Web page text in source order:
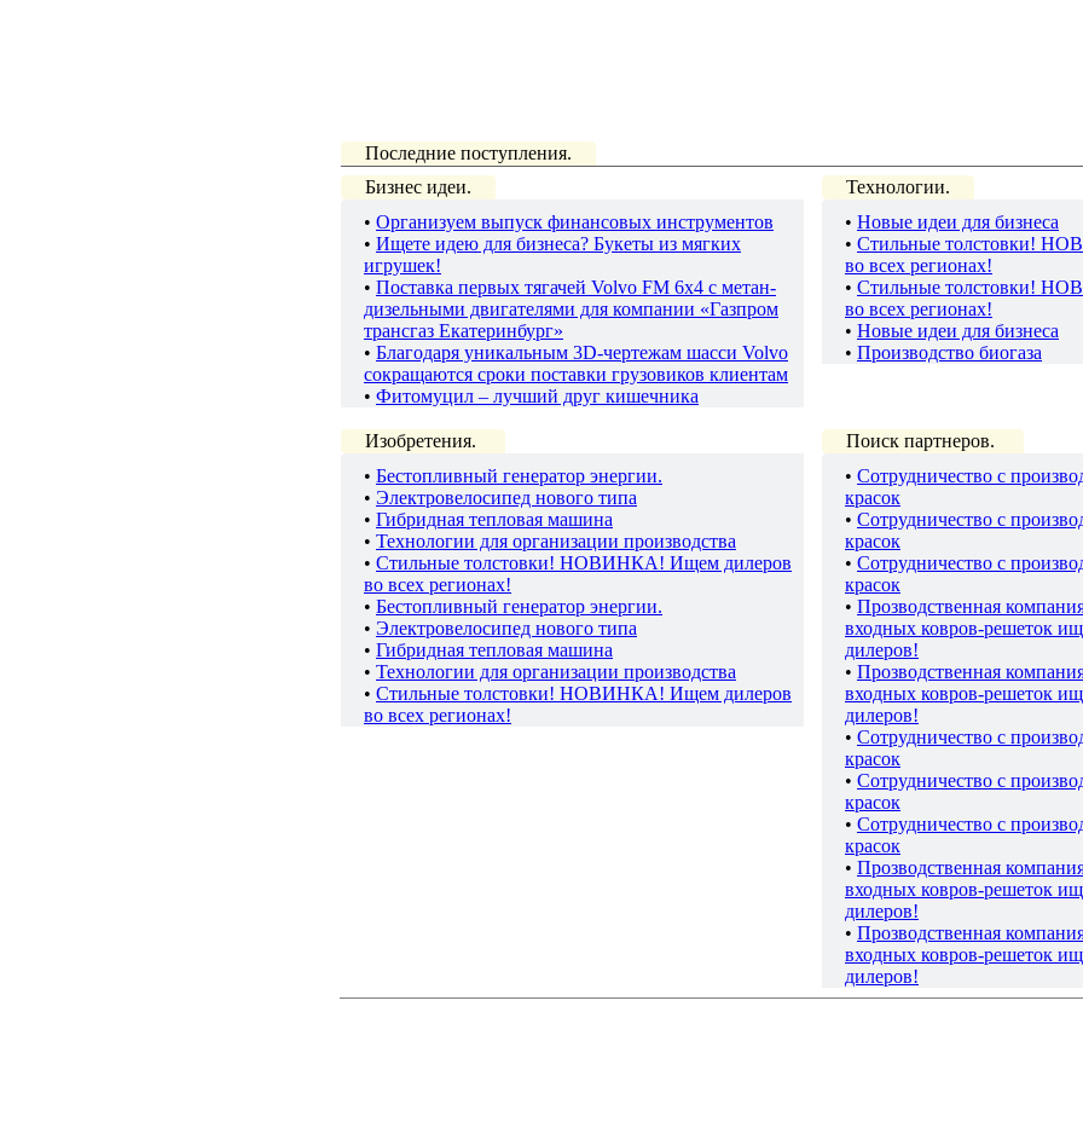
Последние поступления.
Бизнес идеи.
• Организуем выпуск финансовых инструментов
• Ищете идею для бизнеса? Букеты из мягких
игрушек!
• Поставка первых тягачей Volvo FM 6х4 с метан-
дизельными двигателями для компании «Газпром
трансгаз Екатеринбург»
• Благодаря уникальным 3D-чертежам шасси Volvo
сокращаются сроки поставки грузовиков клиентам
• Фитомуцил – лучший друг кишечника
Технологии.
• Новые идеи для бизнеса
• Стильные толстовки!
во всех регионах!
• Стильные толстовки!
во всех регионах!
• Новые идеи для бизнеса
• Производство биогаза
Изобретения.
• Бестопливный генератор энергии.
• Электровелосипед нового типа
• Гибридная тепловая машина
• Технологии для организации производства
• Стильные толстовки! НОВИНКА! Ищем дилеров
во всех регионах!
• Бестопливный генератор энергии.
• Электровелосипед нового типа
• Гибридная тепловая машина
• Технологии для организации производства
• Стильные толстовки! НОВИНКА! Ищем дилеров
во всех регионах!
Поиск партнеров.
• Сотрудничество с
красок
• Сотрудничество с
красок
• Сотрудничество с
красок
• Прозводственная
входных ковров-решеток
дилеров!
• Прозводственная
входных ковров-решеток
дилеров!
• Сотрудничество с
красок
• Сотрудничество с
красок
• Сотрудничество с
красок
• Прозводственная
входных ковров-решеток
дилеров!
• Прозводственная
входных ковров-решеток
дилеров!